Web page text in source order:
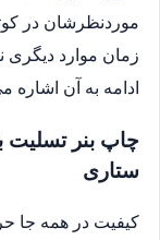
موردنظرشان در
زمان موارد دیگری
ادامه به آن اشاره
چاپ بنر تسلیت
ستاری
کیفیت در همه جا